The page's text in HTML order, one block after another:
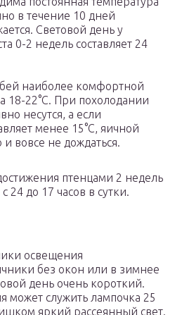
в течение 10 дней
Световой день у
0-2 недель составляет 24
наиболее комфортной
18-22°С. При похолодании
несутся, а если
менее 15°С, яичной
вовсе не дождаться.
птенцами 2 недель
24 до 17 часов в сутки.
освещения
без окон или в зимнее
день очень короткий.
может служить лампочка 25
яркий рассеянный свет.